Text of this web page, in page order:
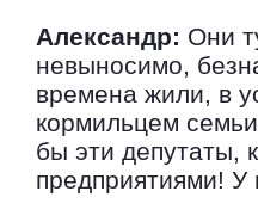
Александр: Они
невыносимо,
времена жили, в
кормильцем
бы эти депутаты,
предприятиями!